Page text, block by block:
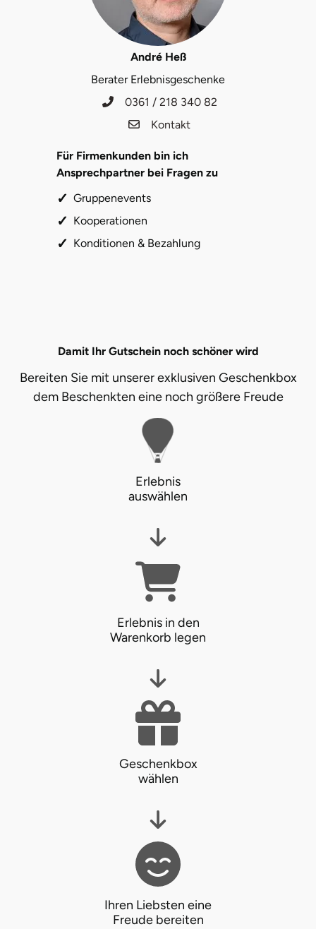
André Heß
Berater Erlebnisgeschenke
0361 / 218 340 82
Kontakt
Für Firmenkunden bin ich
Ansprechpartner bei Fragen zu
Gruppenevents
Kooperationen
Konditionen & Bezahlung
Damit Ihr Gutschein noch schöner wird
Bereiten Sie mit unserer exklusiven Geschenkbox
dem Beschenkten eine noch größere Freude
Erlebnis
auswählen
Erlebnis in den
Warenkorb legen
Geschenkbox
wählen
Ihren Liebsten eine
Freude bereiten
Märkisch-Oderland
Nordwestmecklenburg